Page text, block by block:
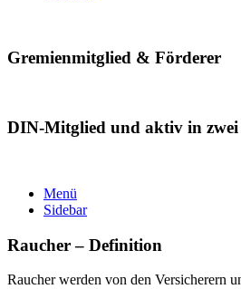
Gremienmitglied & Förderer
DIN-Mitglied und aktiv in zwei
Menü
Sidebar
Raucher – Definition
Raucher werden von den Versicherern